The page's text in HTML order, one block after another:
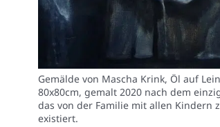
Gemälde von Mascha Krink, Öl auf
80x80cm, gemalt 2020 nach dem
das von der Familie mit allen Kindern
existiert.